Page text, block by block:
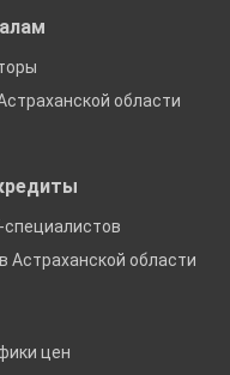
области
специалистов
Астраханской области
цен